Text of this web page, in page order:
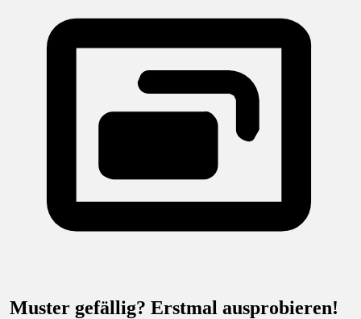
Muster gefällig? Erstmal ausprobieren!